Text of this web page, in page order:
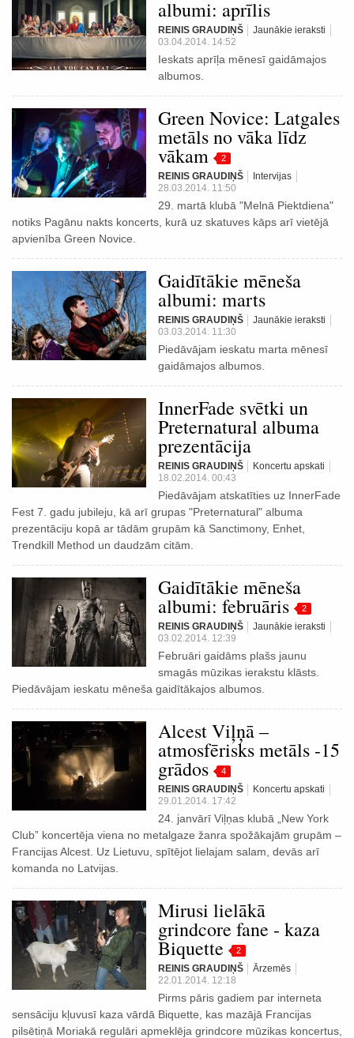
albumi: aprīlis
REINIS GRAUDIŅŠ
Jaunākie ieraksti
03.04.2014. 14:52
Ieskats aprīļa mēnesī gaidāmajos
albumos.
Green Novice: Latgales
metāls no vāka līdz
vākam 2
REINIS GRAUDIŅŠ
Intervijas
28.03.2014. 11:50
29. martā klubā "Melnā Piektdiena"
notiks Pagānu nakts koncerts, kurā uz skatuves kāps arī vietējā
apvienība Green Novice.
Gaidītākie mēneša
albumi: marts
REINIS GRAUDIŅŠ
Jaunākie ieraksti
03.03.2014. 11:30
Piedāvājam ieskatu marta mēnesī
gaidāmajos albumos.
InnerFade svētki un
Preternatural albuma
prezentācija
REINIS GRAUDIŅŠ
Koncertu apskati
18.02.2014. 00:43
Piedāvājam atskatīties uz InnerFade
Fest 7. gadu jubileju, kā arī grupas "Preternatural" albuma
prezentāciju kopā ar tādām grupām kā Sanctimony, Enhet,
Trendkill Method un daudzām citām.
Gaidītākie mēneša
albumi: februāris 2
REINIS GRAUDIŅŠ
Jaunākie ieraksti
03.02.2014. 12:39
Februāri gaidāms plašs jaunu
smagās mūzikas ierakstu klāsts.
Piedāvājam ieskatu mēneša gaidītākajos albumos.
Alcest Viļņā –
atmosfērisks metāls -15
grādos 4
REINIS GRAUDIŅŠ
Koncertu apskati
29.01.2014. 17:42
24. janvārī Viļņas klubā „New York
Club” koncertēja viena no metalgaze žanra spožākajām grupām –
Francijas Alcest. Uz Lietuvu, spītējot lielajam salam, devās arī
komanda no Latvijas.
Mirusi lielākā
grindcore fane - kaza
Biquette 2
REINIS GRAUDIŅŠ
Ārzemēs
22.01.2014. 12:18
Pirms pāris gadiem par interneta
sensāciju kļuvusī kaza vārdā Biquette, kas mazājā Francijas
pilsētiņā Moriakā regulāri apmeklēja grindcore mūzikas koncertus,